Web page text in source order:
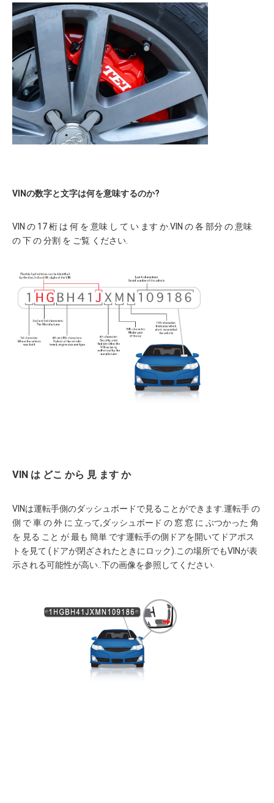
VINの数字と文字は何を意味するのか?
VIN の 17 桁 は 何 を 意味 し て い ます か.VIN の 各 部分 の 意味
の 下 の 分割 を ご覧 ください.
VIN は どこ から 見 ます か
VINは運転手側のダッシュボードで見ることができます.運転手 の
側 で 車 の 外 に 立って,ダッシュボード の 窓 窓 に ぶつかった 角
を 見る こと が 最も 簡単 です運転手の側ドアを開いてドアポス
トを見て (ドアが閉ざされたときにロック).この場所でもVINが表
示される可能性が高い..下の画像を参照してください.